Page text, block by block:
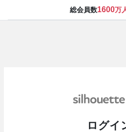
総会員数1600万
ログイ